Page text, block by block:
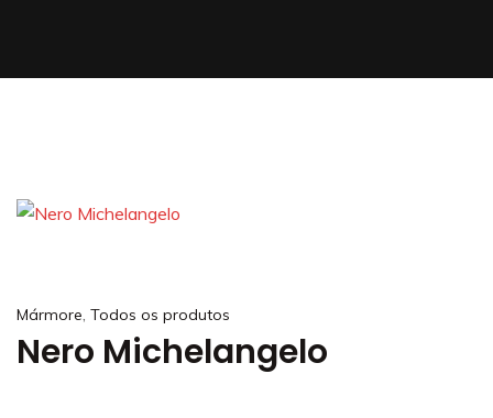
Mármore, Todos os produtos
Nero Michelangelo